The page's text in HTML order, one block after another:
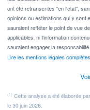
ont été retranscrites "en l'état",
opinions ou estimations qui y sont
sauraient refléter le point de vue
applicables, ni l'information
sauraient engager la
Lire les mentions légales complètes
(1) Cette analyse a été élaborée
le 30 juin 2026.